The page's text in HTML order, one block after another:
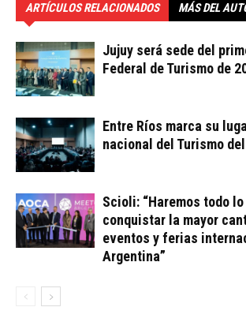
ARTÍCULOS RELACIONADOS MÁS DEL
Jujuy será sede del
Federal de Turismo de
Entre Ríos marca su
nacional del Turismo
Scioli: “Haremos todo
conquistar la mayor
eventos y ferias
Argentina”